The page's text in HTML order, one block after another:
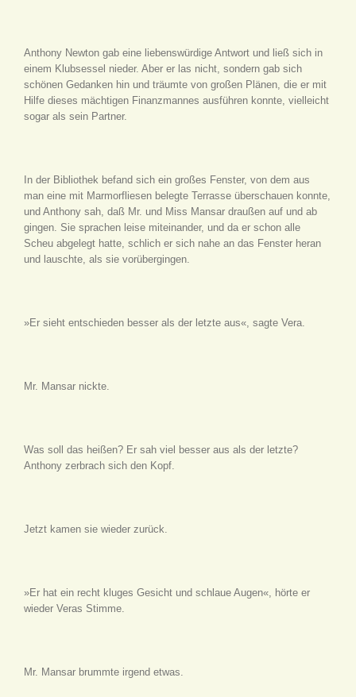
Anthony Newton gab eine liebenswürdige Antwort und ließ sich in
einem Klubsessel nieder. Aber er las nicht, sondern gab sich
schönen Gedanken hin und träumte von großen Plänen, die er mit
Hilfe dieses mächtigen Finanzmannes ausführen konnte, vielleicht
sogar als sein Partner.
In der Bibliothek befand sich ein großes Fenster, von dem aus
man eine mit Marmorfliesen belegte Terrasse überschauen konnte,
und Anthony sah, daß Mr. und Miss Mansar draußen auf und ab
gingen. Sie sprachen leise miteinander, und da er schon alle
Scheu abgelegt hatte, schlich er sich nahe an das Fenster heran
und lauschte, als sie vorübergingen.
»Er sieht entschieden besser als der letzte aus«, sagte Vera.
Mr. Mansar nickte.
Was soll das heißen? Er sah viel besser aus als der letzte?
Anthony zerbrach sich den Kopf.
Jetzt kamen sie wieder zurück.
»Er hat ein recht kluges Gesicht und schlaue Augen«, hörte er
wieder Veras Stimme.
Mr. Mansar brummte irgend etwas.